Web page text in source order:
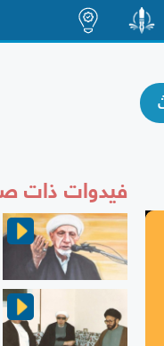
فيدوات ذات